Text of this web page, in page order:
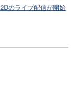
のライブ配信が開始